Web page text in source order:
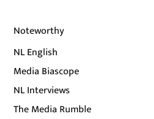
Noteworthy
NL English
Media Biascope
NL Interviews
The Media Rumble